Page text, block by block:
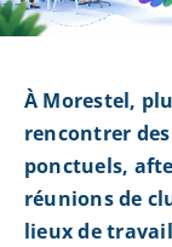
À Morestel,
rencontrer
ponctuels,
réunions de
lieux de